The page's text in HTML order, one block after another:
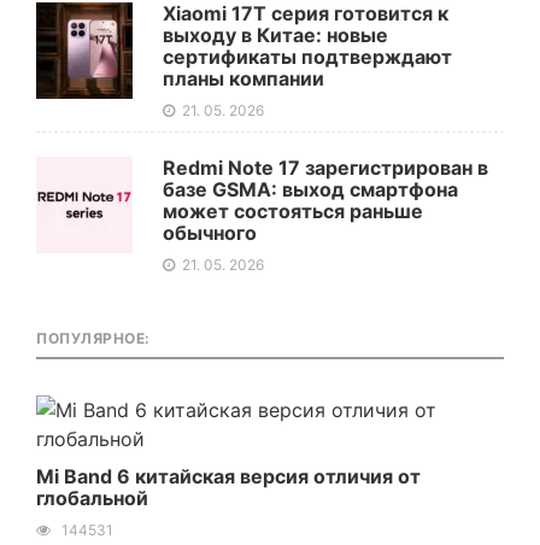
Xiaomi 17T серия готовится к
выходу в Китае: новые
сертификаты подтверждают
планы компании
21. 05. 2026
Redmi Note 17 зарегистрирован в
базе GSMA: выход смартфона
может состояться раньше
обычного
21. 05. 2026
ПОПУЛЯРНОЕ:
Mi Band 6 китайская версия отличия от
глобальной
144531